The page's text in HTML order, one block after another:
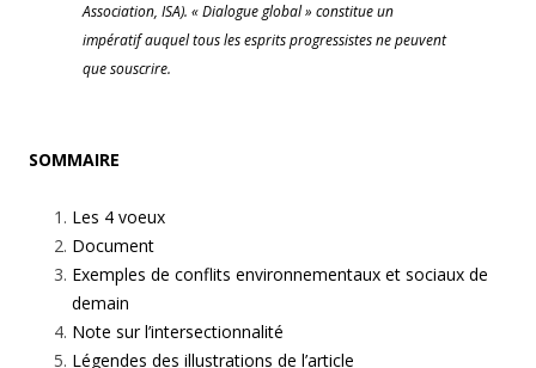
Association, ISA). « Dialogue global » constitue un
impératif auquel tous les esprits progressistes ne peuvent
que souscrire.
SOMMAIRE
Les 4 voeux
Document
Exemples de conflits environnementaux et sociaux de
demain
Note sur l’intersectionnalité
Légendes des illustrations de l’article